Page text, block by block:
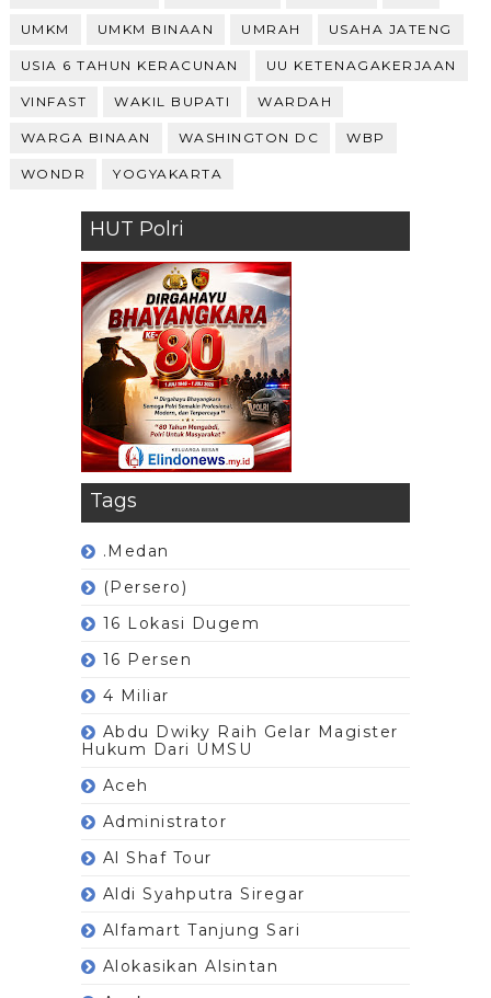
UMKM UMKM BINAAN UMRAH USAHA JATENG
USIA 6 TAHUN KERACUNAN UU KETENAGAKERJAAN
VINFAST WAKIL BUPATI WARDAH
WARGA BINAAN WASHINGTON DC WBP
WONDR YOGYAKARTA
HUT Polri
Tags
.Medan
(Persero)
16 Lokasi Dugem
16 Persen
4 Miliar
Abdu Dwiky Raih Gelar Magister
Hukum Dari UMSU
Aceh
Administrator
Al Shaf Tour
Aldi Syahputra Siregar
Alfamart Tanjung Sari
Alokasikan Alsintan